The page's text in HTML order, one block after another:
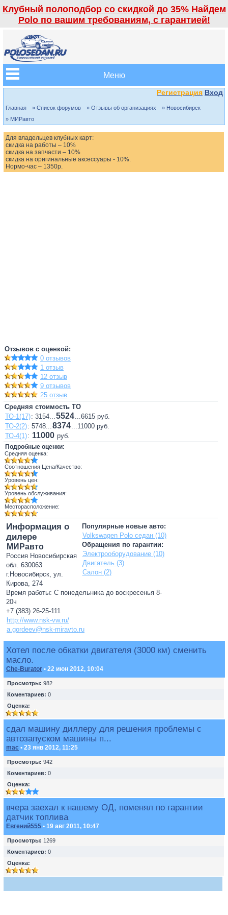
Клубный полоподбор со скидкой до 35% Найдем
Polo по вашим требованиям, с гарантией!
Меню
Регистрация Вход
Главная » Список форумов » Отзывы об организациях
» Новосибирск
» МИРавто
Для владельцев клубных карт:
скидка на работы – 10%
скидка на запчасти – 10%
скидка на оригинальные аксессуары - 10%.
Нормо-час – 1350р.
Отзывов с оценкой:
0 отзывов
1 отзыв
12 отзыв
9 отзывов
25 отзыв
Средняя стоимость ТО
ТО-1(17): 3154...5524...6615 руб.
ТО-2(2): 5748...8374...11000 руб.
ТО-4(1): 11000 руб.
Подробные оценки:
Средняя оценка:
Соотношения Цена/Качество:
Уровень цен:
Уровень обслуживания:
Месторасположение:
Популярные новые авто:
Volkswagen Polo седан (10)
Обращения по гарантии:
Электрооборудование (10)
Двигатель (3)
Салон (2)
Информация о
дилере
МИРавто
Россия Новосибирская
обл. 630063
г.Новосибирск, ул.
Кирова, 274
Время работы: С понедельника до воскресенья 8-
20ч
+7 (383) 26-25-111
http://www.nsk-vw.ru/
a.gordeev@nsk-miravto.ru
Хотел после обкатки двигателя (3000 км) сменить
масло.
Che-Burator • 22 июн 2012, 10:04
Просмотры: 982
Коментариев: 0
Оценка:
сдал машину диллеру для решения проблемы с
автозапуском машины п...
mac • 23 янв 2012, 11:25
Просмотры: 942
Коментариев: 0
Оценка:
вчера заехал к нашему ОД, поменял по гарантии
датчик топлива
Евгений555 • 19 авг 2011, 10:47
Просмотры: 1269
Коментариев: 0
Оценка: